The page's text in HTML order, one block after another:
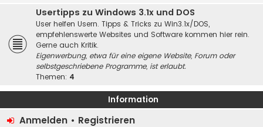
Usertipps zu Windows 3.1x und DOS
User helfen Usern. Tipps & Tricks zu Win3.1x/DOS,
empfehlenswerte Websites und Software kommen hier rein.
Gerne auch Kritik.
Eigenwerbung, etwa für eine eigene Website, Forum oder
selbstgeschriebene Programme, ist erlaubt.
Themen: 4
Information
Anmelden • Registrieren